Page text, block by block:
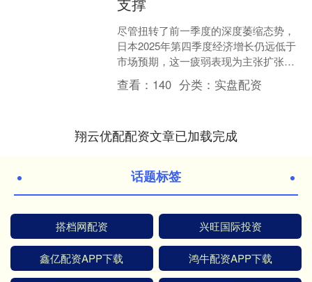
尽管扭转了前一季度的深度萎缩态势，
日本2025年第四季度经济增长仍远低于
市场预期，这一疲弱表现为主张扩张性
财政政策的首相高市早苗提供了支持，
同时也令日本央行的加....
查看： 140 分类： 实盘配资
翔云优配配资文章已加载完成
话题标签
搭档网配资 兴旺国际投资
鑫亿配资APP下载 鸿牛配资APP下载